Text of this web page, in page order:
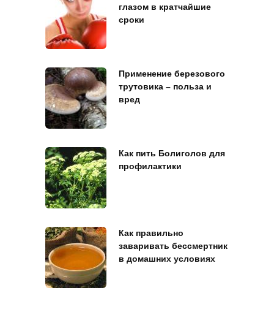
глазом в кратчайшие
сроки
Применение березового
трутовика – польза и
вред
Как пить Болиголов для
профилактики
Как правильно
заваривать бессмертник
в домашних условиях